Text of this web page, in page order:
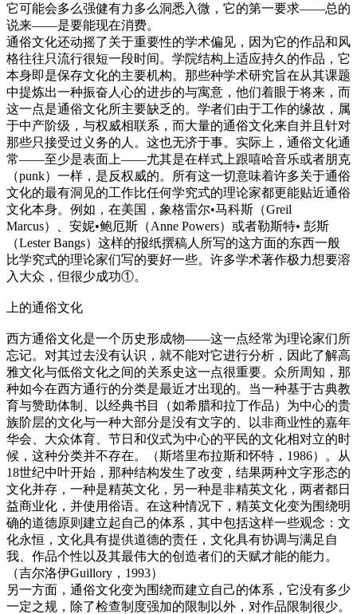
它可能会多么强健有力多么洞悉入微，它的第一要求——总的
说来——是要能现在消费。
通俗文化还动摇了关于重要性的学术偏见，因为它的作品和风
格往往只流行很短一段时间。学院结构上适应持久的作品，它
本身即是保存文化的主要机构。那些种学术研究旨在从其课题
中提炼出一种振奋人心的进步的与寓意，他们着眼于将来，而
这一点是通俗文化所主要缺乏的。学者们由于工作的缘故，属
于中产阶级，与权威相联系，而大量的通俗文化来自并且针对
那些只接受过义务的人。这也无济于事。实际上，通俗文化通
常——至少是表面上——尤其是在样式上跟嘻哈音乐或者朋克
（punk）一样，是反权威的。所有这一切意味着许多关于通俗
文化的最有洞见的工作比任何学究式的理论家都更能贴近通俗
文化本身。例如，在美国，象格雷尔•马科斯（Greil
Marcus）、安妮•鲍厄斯（Anne Powers）或者勒斯特• 彭斯
（Lester Bangs）这样的报纸撰稿人所写的这方面的东西一般
比学究式的理论家们写的要好一些。许多学术著作极力想要溶
入大众，但很少成功①。
上的通俗文化
西方通俗文化是一个历史形成物——这一点经常为理论家们所
忘记。对其过去没有认识，就不能对它进行分析，因此了解高
雅文化与低俗文化之间的关系史这一点很重要。众所周知，那
种如今在西方通行的分类是最近才出现的。当一种基于古典教
育与赞助体制、以经典书目（如希腊和拉丁作品）为中心的贵
族阶层的文化与一种大部分是没有文字的、以非商业性的嘉年
华会、大众体育、节日和仪式为中心的平民的文化相对立的时
候，这种分类并不存在。（斯塔里布拉斯和怀特，1986）。从
18世纪中叶开始，那种结构发生了改变，结果两种文字形态的
文化并存，一种是精英文化，另一种是非精英文化，两者都日
益商业化，并使用俗语。在这种情况下，精英文化变为围绕明
确的道德原则建立起自己的体系，其中包括这样一些观念：文
化永恒，文化具有提供道德的责任，文化具有协调与满足自
我、作品个性以及其最伟大的创造者们的天赋才能的能力。
（吉尔洛伊Guillory，1993）
另一方面，通俗文化变为围绕而建立自己的体系，它没有多少
一定之规，除了检查制度强加的限制以外，对作品限制很少。